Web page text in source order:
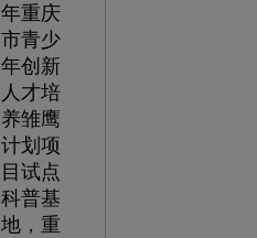
年重庆
市青少
年创新
人才培
养雏鹰
计划项
目试点
科普基
地，重